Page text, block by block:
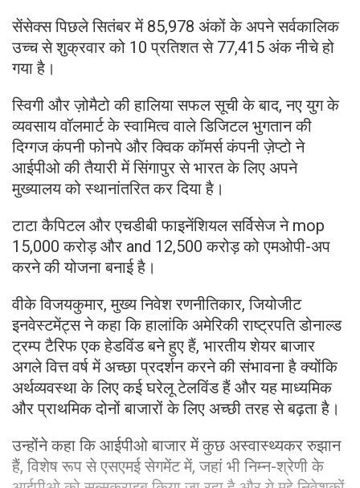
सेंसेक्स पिछले सितंबर में 85,978 अंकों के अपने सर्वकालिक
उच्च से शुक्रवार को 10 प्रतिशत से 77,415 अंक नीचे हो
गया है।
स्विगी और ज़ोमैटो की हालिया सफल सूची के बाद, नए युग के
व्यवसाय वॉलमार्ट के स्वामित्व वाले डिजिटल भुगतान की
दिग्गज कंपनी फोनपे और क्विक कॉमर्स कंपनी ज़ेप्टो ने
आईपीओ की तैयारी में सिंगापुर से भारत के लिए अपने
मुख्यालय को स्थानांतरित कर दिया है।
टाटा कैपिटल और एचडीबी फाइनेंशियल सर्विसेज ने mop
15,000 करोड़ और and 12,500 करोड़ को एमओपी-अप
करने की योजना बनाई है।
वीके विजयकुमार, मुख्य निवेश रणनीतिकार, जियोजीट
इनवेस्टमेंट्स ने कहा कि हालांकि अमेरिकी राष्ट्रपति डोनाल्ड
ट्रम्प टैरिफ एक हेडविंड बने हुए हैं, भारतीय शेयर बाजार
अगले वित्त वर्ष में अच्छा प्रदर्शन करने की संभावना है क्योंकि
अर्थव्यवस्था के लिए कई घरेलू टेलविंड हैं और यह माध्यमिक
और प्राथमिक दोनों बाजारों के लिए अच्छी तरह से बढ़ता है।
उन्होंने कहा कि आईपीओ बाजार में कुछ अस्वास्थ्यकर रुझान
हैं, विशेष रूप से एसएमई सेगमेंट में, जहां भी निम्न-श्रेणी के